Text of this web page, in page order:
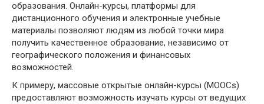
образования. Онлайн-курсы, платформы для
дистанционного обучения и электронные учебные
материалы позволяют людям из любой точки мира
получить качественное образование, независимо от
географического положения и финансовых
возможностей.
К примеру, массовые открытые онлайн-курсы (MOOCs)
предоставляют возможность изучать курсы от ведущих